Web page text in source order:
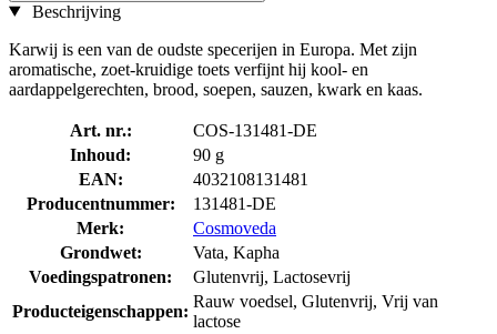
Beschrijving
Karwij is een van de oudste specerijen in Europa. Met zijn
aromatische, zoet-kruidige toets verfijnt hij kool- en
aardappelgerechten, brood, soepen, sauzen, kwark en kaas.
Art. nr.:
COS-131481-DE
Inhoud:
90 g
EAN:
4032108131481
Producentnummer:
131481-DE
Merk:
Cosmoveda
Grondwet:
Vata, Kapha
Voedingspatronen:
Glutenvrij, Lactosevrij
Producteigenschappen:
Rauw voedsel, Glutenvrij, Vrij van
lactose